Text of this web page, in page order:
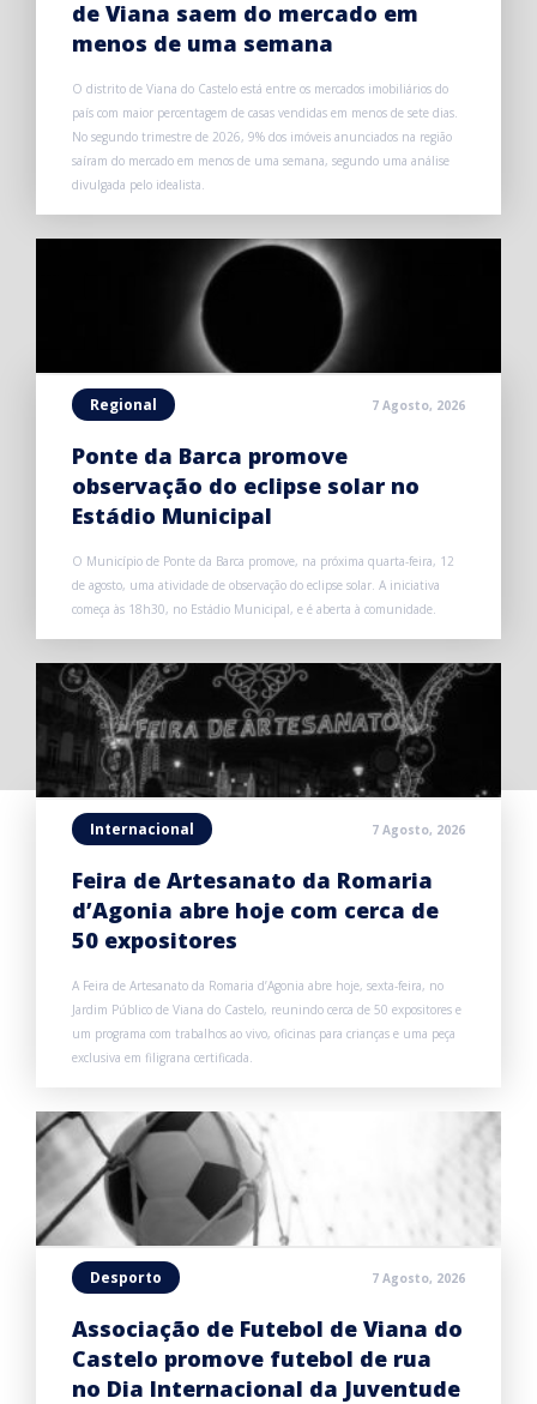
de Viana saem do mercado em
menos de uma semana
O distrito de Viana do Castelo está entre os mercados imobiliários do
país com maior percentagem de casas vendidas em menos de sete dias.
No segundo trimestre de 2026, 9% dos imóveis anunciados na região
saíram do mercado em menos de uma semana, segundo uma análise
divulgada pelo idealista.
Regional 7 Agosto, 2026
Ponte da Barca promove
observação do eclipse solar no
Estádio Municipal
O Município de Ponte da Barca promove, na próxima quarta-feira, 12
de agosto, uma atividade de observação do eclipse solar. A iniciativa
começa às 18h30, no Estádio Municipal, e é aberta à comunidade.
Internacional 7 Agosto, 2026
Feira de Artesanato da Romaria
d’Agonia abre hoje com cerca de
50 expositores
A Feira de Artesanato da Romaria d’Agonia abre hoje, sexta-feira, no
Jardim Público de Viana do Castelo, reunindo cerca de 50 expositores e
um programa com trabalhos ao vivo, oficinas para crianças e uma peça
exclusiva em filigrana certificada.
Desporto 7 Agosto, 2026
Associação de Futebol de Viana do
Castelo promove futebol de rua
no Dia Internacional da Juventude